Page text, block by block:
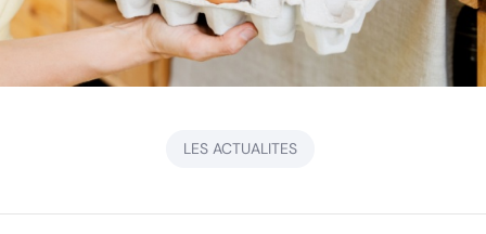
LES ACTUALITES